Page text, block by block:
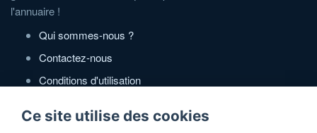
l'annuaire !
Qui sommes-nous ?
Contactez-nous
Conditions d'utilisation
Ce site utilise des cookies